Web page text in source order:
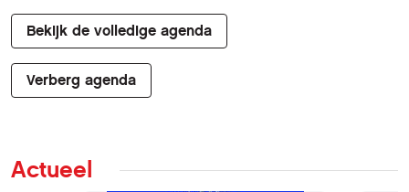
Bekijk de volledige agenda
Verberg agenda
Actueel